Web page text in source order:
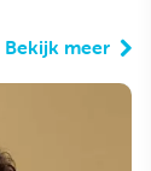
Bekijk meer